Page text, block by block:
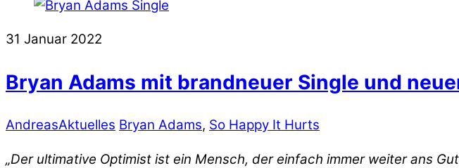
31 Januar 2022
Bryan Adams mit brandneuer Single und
AndreasAktuelles Bryan Adams, So Happy It Hurts
„Der ultimative Optimist ist ein Mensch, der einfach immer weiter ans